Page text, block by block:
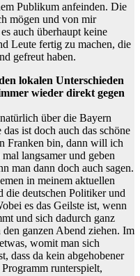
Publikum anfeinden. Die
mögen und von mir
auch überhaupt keine
Leute fertig zu machen, die
gefreut haben.
lokalen Unterschieden
wieder direkt gegen
über die Bayern
ist doch auch das schöne
Franken bin, dann will ich
langsamer und geben
man dann doch auch sagen.
in meinem aktuellen
die deutschen Politiker und
es das Geilste ist, wenn
und sich dadurch ganz
ganzen Abend ziehen. Im
womit man sich
dass da kein abgehobener
runterspielt,